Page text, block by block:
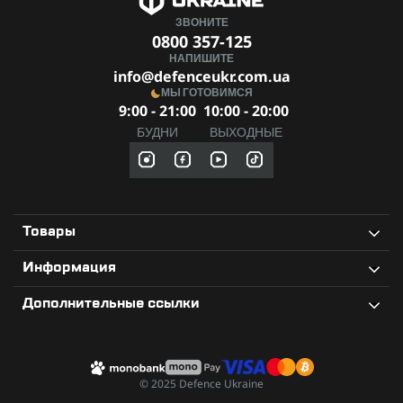
ЗВОНИТЕ
0800 357-125
НАПИШИТЕ
info@defenceukr.com.ua
МЫ ГОТОВИМСЯ
9:00 - 21:00
БУДНИ
10:00 - 20:00
ВЫХОДНЫЕ
Товары
Информация
Дополнительные ссылки
© 2025 Defence Ukraine